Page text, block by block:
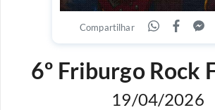
Compartilhar
6º Friburgo Rock
19/04/2026